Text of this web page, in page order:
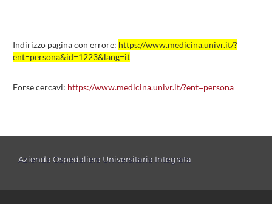
Indirizzo pagina con errore: https://www.medicina.univr.it/?
ent=persona&id=1223&lang=it
Forse cercavi: https://www.medicina.univr.it/?ent=persona
Azienda Ospedaliera Universitaria Integrata